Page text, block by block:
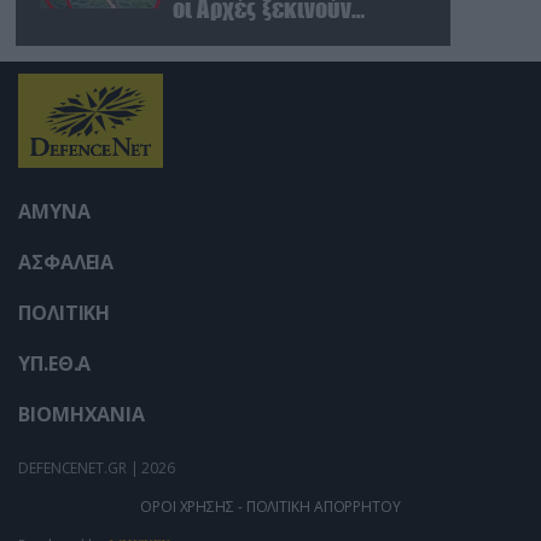
οι Αρχές ξεκινούν
ΑΜΥΝΑ
ΑΣΦΑΛΕΙΑ
ΠΟΛΙΤΙΚΗ
ΥΠ.ΕΘ.Α
ΒΙΟΜΗΧΑΝΙΑ
DEFENCENET.GR | 2026
ΟΡΟΙ ΧΡΗΣΗΣ - ΠΟΛΙΤΙΚΗ ΑΠΟΡΡΗΤΟΥ